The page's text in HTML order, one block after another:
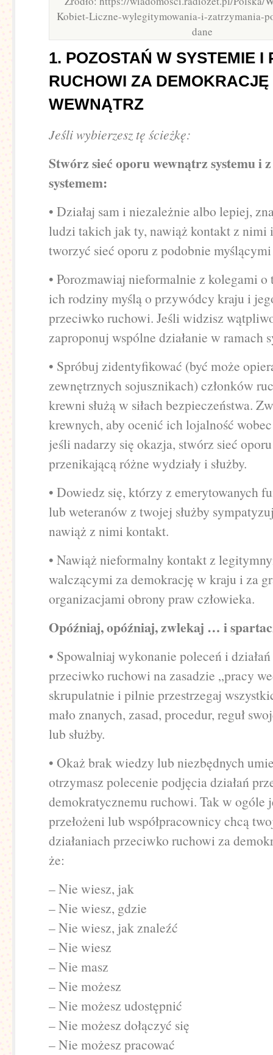
Kobiet-Liczne-wylegitymowania-i-zatrzymania-
dane
1. POZOSTAŃ W SYSTEMIE I
RUCHOWI ZA DEMOKRACJĘ
WEWNĄTRZ
Jeśli wybierzesz tę ścieżkę:
Stwórz sieć oporu wewnątrz systemu i
systemem:
• Działaj sam i niezależnie albo lepiej,
ludzi takich jak ty, nawiąż kontakt z nimi
tworzyć sieć oporu z podobnie
• Porozmawiaj nieformalnie z kolegami
ich rodziny myślą o przywódcy kraju i
przeciwko ruchowi. Jeśli widzisz
zaproponuj wspólne działanie w ramach
• Spróbuj zidentyfikować (być może
zewnętrznych sojusznikach) członków
krewni służą w siłach bezpieczeństwa.
krewnych, aby ocenić ich lojalność
jeśli nadarzy się okazja, stwórz sieć
przenikającą różne wydziały i służby.
• Dowiedz się, którzy z emerytowanych
lub weteranów z twojej służby
nawiąż z nimi kontakt.
• Nawiąż nieformalny kontakt z
walczącymi za demokrację w kraju i za
organizacjami obrony praw człowieka.
Opóźniaj, opóźniaj, zwlekaj … i
• Spowalniaj wykonanie poleceń i
przeciwko ruchowi na zasadzie „pracy
skrupulatnie i pilnie przestrzegaj
mało znanych, zasad, procedur, reguł
lub służby.
• Okaż brak wiedzy lub niezbędnych
otrzymasz polecenie podjęcia działań
demokratycznemu ruchowi. Tak w ogóle
przełożeni lub współpracownicy chcą
działaniach przeciwko ruchowi za
że:
– Nie wiesz, jak
– Nie wiesz, gdzie
– Nie wiesz, jak znaleźć
– Nie wiesz
– Nie masz
– Nie możesz
– Nie możesz udostępnić
– Nie możesz dołączyć się
– Nie możesz pracować